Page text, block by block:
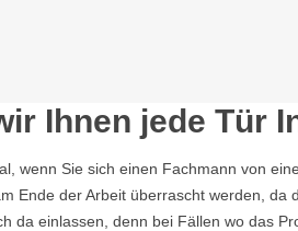
Ihnen jede Tür
wenn Sie sich einen Fachmann von
Ende der Arbeit überrascht werden,
da einlassen, denn bei Fällen wo das